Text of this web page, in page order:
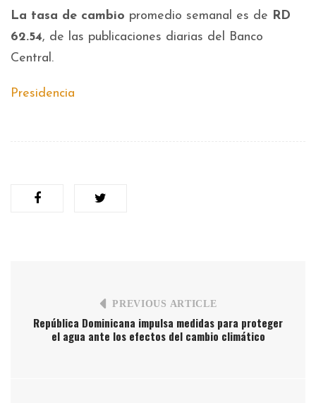
La tasa de cambio promedio semanal es de RD
62.54, de las publicaciones diarias del Banco
Central.
Presidencia
PREVIOUS ARTICLE
República Dominicana impulsa medidas para proteger
el agua ante los efectos del cambio climático